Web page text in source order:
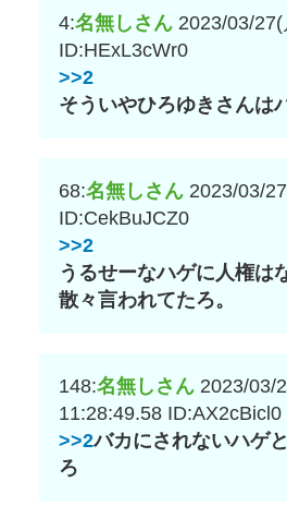
4:名無しさん 2023/03/
ID:HExL3cWr0
>>2
そういやひろゆきさんは
68:名無しさん 2023/03/
ID:CekBuJCZ0
>>2
うるせーなハゲに人権は
散々言われてたろ。
148:名無しさん 2023/03/
11:28:49.58 ID:AX2cBicl0
>>2バカにされないハゲ
ろ